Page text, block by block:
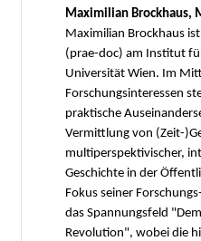
Maximilian Brockhaus,
Maximilian Brockhaus
(prae-doc) am Institut
Universität Wien. Im
Forschungsinteressen
praktische
Vermittlung von (Zeit-
multiperspektivischer,
Geschichte in der
Fokus seiner
das Spannungsfeld
Revolution", wobei die